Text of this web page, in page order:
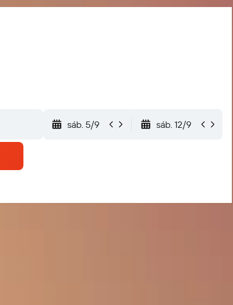
sáb. 5/9 sáb. 12/9